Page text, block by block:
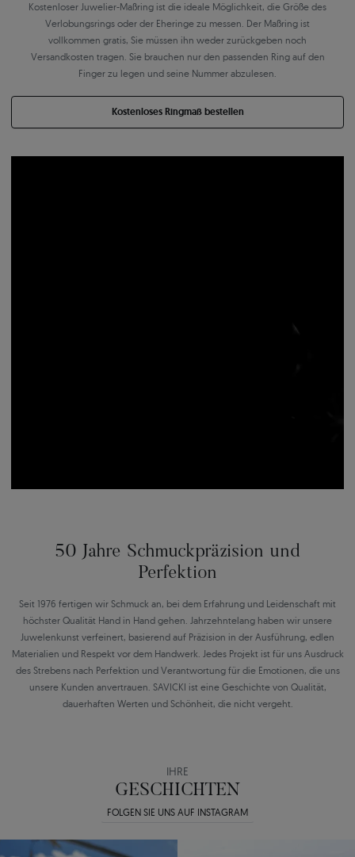
Kostenloser Juwelier-Maßring ist die ideale Möglichkeit, die Größe des
Verlobungsrings oder der Eheringe zu messen. Der Maßring ist
vollkommen gratis, Sie müssen ihn weder zurückgeben noch
Versandkosten tragen. Sie brauchen nur den passenden Ring auf den
Finger zu legen und seine Nummer abzulesen.
Kostenloses Ringmaß bestellen
50 Jahre Schmuckpräzision und
Perfektion
Seit 1976 fertigen wir Schmuck an, bei dem Erfahrung und Leidenschaft mit
höchster Qualität Hand in Hand gehen. Jahrzehntelang haben wir unsere
Juwelenkunst verfeinert, basierend auf Präzision in der Ausführung, edlen
Materialien und Respekt vor dem Handwerk. Jedes Projekt ist für uns Ausdruck
des Strebens nach Perfektion und Verantwortung für die Emotionen, die uns
unsere Kunden anvertrauen. SAVICKI ist eine Geschichte von Qualität,
dauerhaften Werten und Schönheit, die nicht vergeht.
IHRE
GESCHICHTEN
FOLGEN SIE UNS AUF INSTAGRAM